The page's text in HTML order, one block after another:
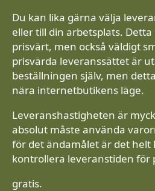
Du kan lika gärna välja
eller till din arbetsplats.
prisvärt, men också väldigt
prisvärda leveranssättet är
beställningen själv, men
nära internetbutikens läge.
Leveranshastigheten är
absolut måste använda
för det ändamålet är det helt
kontrollera leveranstiden för
gratis.